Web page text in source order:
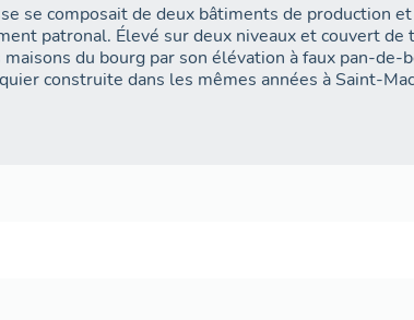
se composait de deux bâtiments de production
patronal. Élevé sur deux niveaux et couvert de
du bourg par son élévation à faux pan-de-
construite dans les mêmes années à Saint-